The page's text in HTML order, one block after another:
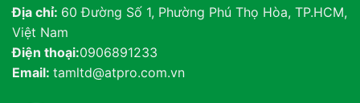
Địa chỉ: 60 Đường Số 1, Phường Phú Thọ Hòa, TP.HCM,
Việt Nam
Điện thoại:0906891233
Email: tamltd@atpro.com.vn